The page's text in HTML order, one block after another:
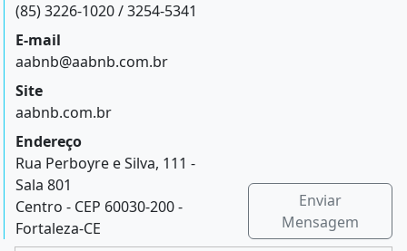
(85) 3226-1020 / 3254-5341
E-mail
aabnb@aabnb.com.br
Site
aabnb.com.br
Endereço
Rua Perboyre e Silva, 111 -
Sala 801
Centro - CEP 60030-200 -
Fortaleza-CE
Enviar
Mensagem